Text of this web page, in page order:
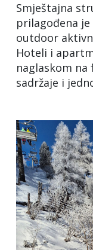
Smještajna
prilagođena
outdoor
Hoteli i
naglaskom
sadržaje i